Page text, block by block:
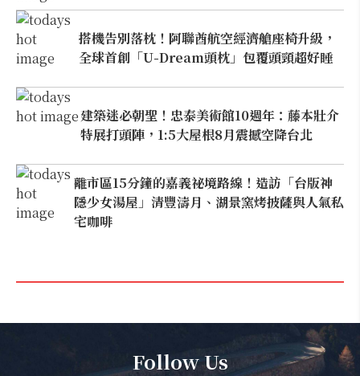
搭機告別落枕！阿聯酋航空經濟艙座椅升級，
全球首創「U-Dream頭枕」包覆頭頸超好睡
建築迷必朝聖！忠泰美術館10週年：藤本壯介
特展打頭陣，1:5大屋根8月震撼空降台北
離市區15分鐘的嘉義祕境路線！造訪「台版神
隱少女湯屋」清豐濤月、湖景窯烤披薩與人氣私
宅咖啡
Follow Us